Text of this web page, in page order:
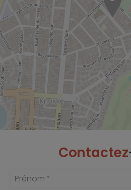
Contactez
Prénom *